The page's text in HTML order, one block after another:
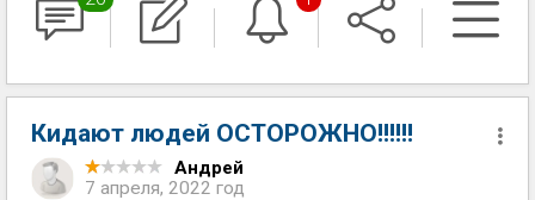
Кидают людей ОСТОРОЖНО!!!!!!
Андрей
7 апреля, 2022 год